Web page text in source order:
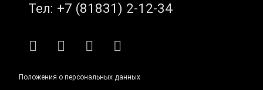
Тел: +7 (81831) 2-12-34
RSS E-mailВКонтакте
Telegram
Положения о персональных данных